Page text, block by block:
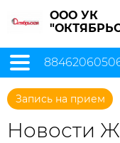
ООО УК
Запись на прием
Новости